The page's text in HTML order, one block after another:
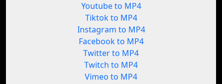
Youtube to MP4
Tiktok to MP4
Instagram to MP4
Facebook to MP4
Twitter to MP4
Twitch to MP4
Vimeo to MP4